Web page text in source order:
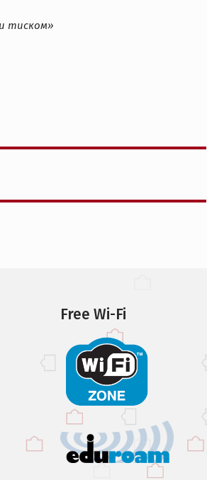
тиском»
Free Wi-Fi